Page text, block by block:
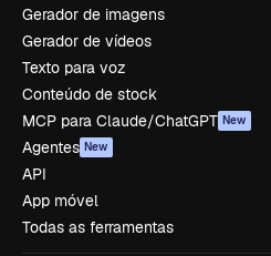
Gerador de imagens
Gerador de vídeos
Texto para voz
Conteúdo de stock
MCP para Claude/ChatGPT New
Agentes New
API
App móvel
Todas as ferramentas